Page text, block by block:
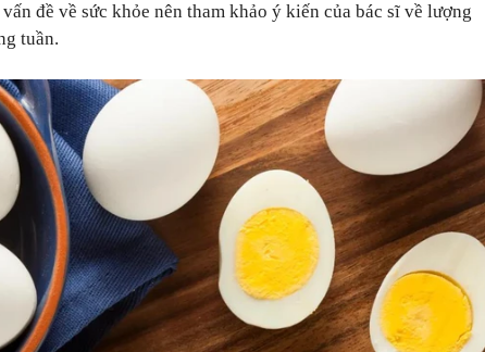
đề về sức khỏe nên tham khảo ý kiến của bác sĩ về lượng
tuần.